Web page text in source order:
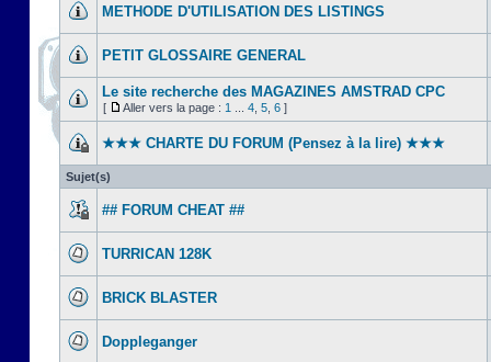
METHODE D'UTILISATION DES LISTINGS
PETIT GLOSSAIRE GENERAL
Le site recherche des MAGAZINES AMSTRAD CPC
[ Aller vers la page : 1 4 5 6 ]
★★★ CHARTE DU FORUM (Pensez à la lire) ★★★
Sujet(s)
## FORUM CHEAT ##
TURRICAN 128K
BRICK BLASTER
Doppleganger